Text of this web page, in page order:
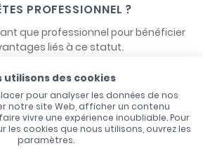
PROFESSIONNEL ?
que professionnel pour bénéficier
liés à ce statut.
utilisons des cookies
pour analyser les données de nos
notre site Web, afficher un contenu
vivre une expérience inoubliable. Pour
cookies que nous utilisons, ouvrez les
paramètres.